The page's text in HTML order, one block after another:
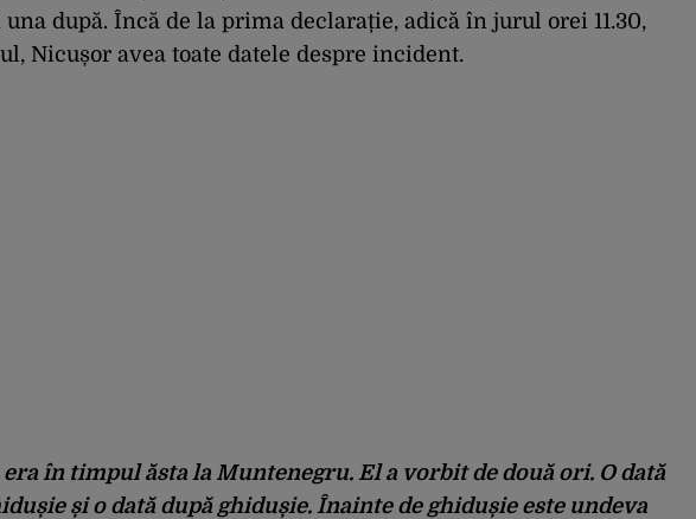
după. Încă de la prima declarație, adică în jurul orei 11.30,
Nicușor avea toate datele despre incident.
în timpul ăsta la Muntenegru. El a vorbit de două ori. O dată
și o dată după ghidușie. Înainte de ghidușie este undeva